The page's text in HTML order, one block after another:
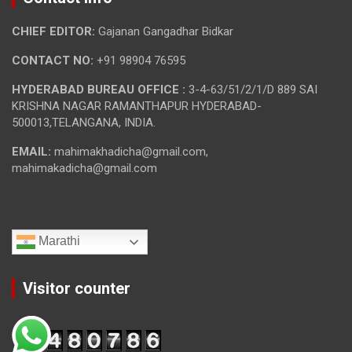
CHIEF EDITOR: Gajanan Gangadhar Bidkar
CONTACT NO: +91 98904 76595
HYDERABAD BUREAU OFFICE : 3-4-63/51/2/1/D 889 SAI
KRISHNA NAGAR RAMANTHAPUR HYDERABAD-
500013,TELANGANA, INDIA.
EMAIL: mahimakhadicha@gmail.com,
mahimakadicha@gmail.com
Marathi
Visitor counter